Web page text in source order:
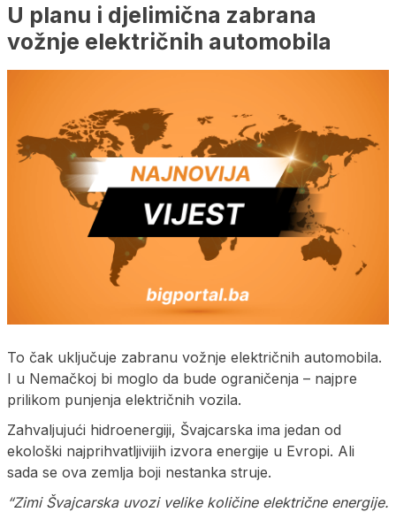
U planu i djelimična zabrana
vožnje električnih automobila
To čak uključuje zabranu vožnje električnih automobila.
I u Nemačkoj bi moglo da bude ograničenja – najpre
prilikom punjenja električnih vozila.
Zahvaljujući hidroenergiji, Švajcarska ima jedan od
ekološki najprihvatljivijih izvora energije u Evropi. Ali
sada se ova zemlja boji nestanka struje.
“Zimi Švajcarska uvozi velike količine električne energije.